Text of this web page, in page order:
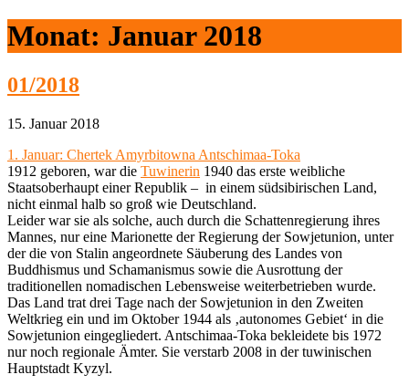
Monat: Januar 2018
01/2018
15. Januar 2018
1. Januar: Chertek Amyrbitowna Antschimaa-Toka
1912 geboren, war die Tuwinerin 1940 das erste weibliche
Staatsoberhaupt einer Republik – in einem südsibirischen Land,
nicht einmal halb so groß wie Deutschland.
Leider war sie als solche, auch durch die Schattenregierung ihres
Mannes, nur eine Marionette der Regierung der Sowjetunion, unter
der die von Stalin angeordnete Säuberung des Landes von
Buddhismus und Schamanismus sowie die Ausrottung der
traditionellen nomadischen Lebensweise weiterbetrieben wurde.
Das Land trat drei Tage nach der Sowjetunion in den Zweiten
Weltkrieg ein und im Oktober 1944 als ‚autonomes Gebiet‘ in die
Sowjetunion eingegliedert. Antschimaa-Toka bekleidete bis 1972
nur noch regionale Ämter. Sie verstarb 2008 in der tuwinischen
Hauptstadt Kyzyl.